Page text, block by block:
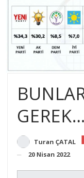
GEREK…
Turan ÇATAL
20 Nisan 2022